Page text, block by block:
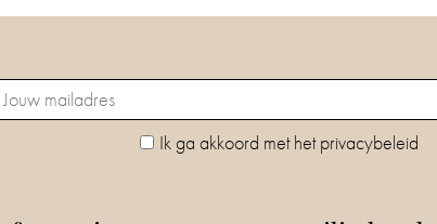
Ik ga akkoord met het privacybeleid